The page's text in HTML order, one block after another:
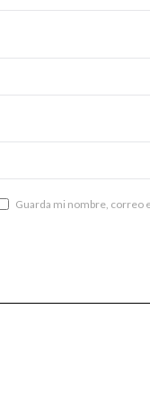
Guarda mi nombre, correo